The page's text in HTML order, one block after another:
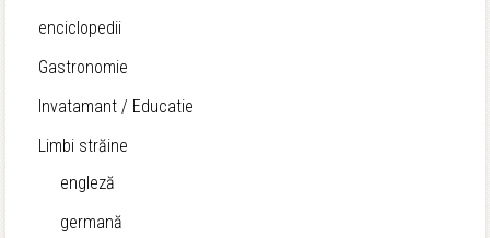
enciclopedii
Gastronomie
Invatamant / Educatie
Limbi străine
engleză
germană